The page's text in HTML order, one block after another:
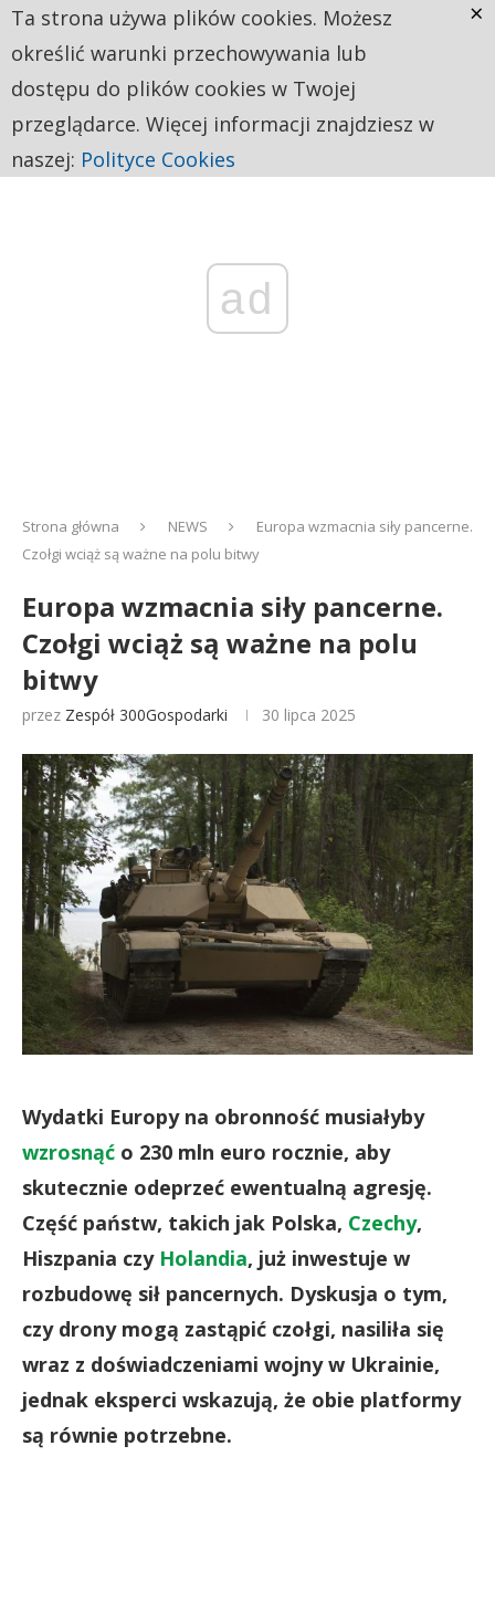
ad
Strona główna NEWS
Europa wzmacnia siły pancerne.
Czołgi wciąż są ważne na polu bitwy
Europa wzmacnia siły pancerne.
Czołgi wciąż są ważne na polu
bitwy
przez Zespół 300Gospodarki 30 lipca 2025
Wydatki Europy na obronność musiałyby
wzrosnąć o 230 mln euro rocznie, aby
skutecznie odeprzeć ewentualną agresję.
Część państw, takich jak Polska, Czechy,
Hiszpania czy Holandia, już inwestuje w
rozbudowę sił pancernych. Dyskusja o tym,
czy drony mogą zastąpić czołgi, nasiliła się
wraz z doświadczeniami wojny w Ukrainie,
jednak eksperci wskazują, że obie platformy
są równie potrzebne.
Ta strona używa plików cookies. Możesz
określić warunki przechowywania lub
dostępu do plików cookies w Twojej
przeglądarce. Więcej informacji znajdziesz w
naszej: Polityce Cookies
×